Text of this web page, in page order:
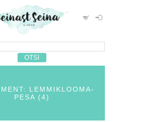
LEMMIKLOOMA-
PESA (4)